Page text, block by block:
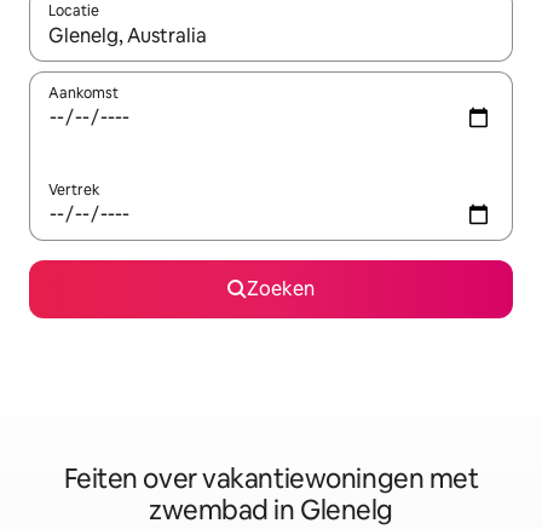
Locatie
Wanneer er suggesties beschikbaar zijn, maak je een keuze
Aankomst
Vertrek
Zoeken
Feiten over vakantiewoningen met
zwembad in Glenelg